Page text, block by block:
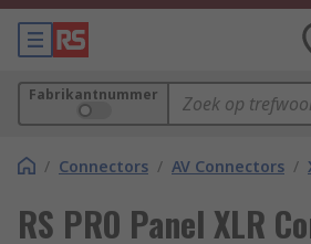
Fabrikantnummer
/ Connectors / AV Connectors /
RS PRO Panel XLR